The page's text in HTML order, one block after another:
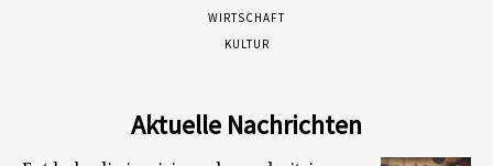
WIRTSCHAFT
KULTUR
Aktuelle Nachrichten